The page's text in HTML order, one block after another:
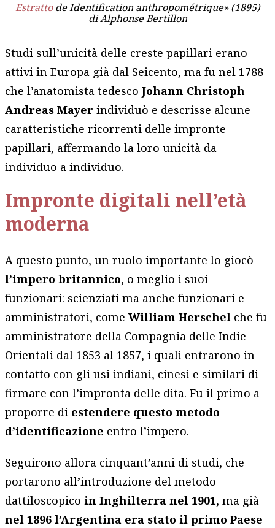
Estrattode Identification anthropométrique» (1895)
di Alphonse Bertillon
Studi sull’unicità delle creste papillari erano
attivi in Europa già dal Seicento, ma fu nel 1788
che l’anatomista tedescoJohann Christoph
Andreas Mayer individuò e descrisse alcune
caratteristiche ricorrenti delle impronte
papillari, affermando la loro unicità da
individuo a individuo.
Impronte digitali nell’età
moderna
A questo punto, un ruolo importante lo giocò
l’impero britannico, o meglio i suoi
funzionari: scienziati ma anche funzionari e
amministratori, comeWilliam Herschel che fu
amministratore della Compagnia delle Indie
Orientali dal 1853 al 1857, i quali entrarono in
contatto con gli usi indiani, cinesi e similari di
firmare con l’impronta delle dita. Fu il primo a
proporre di estendere questo metodo
d’identificazione entro l’impero.
Seguirono allora cinquant’anni di studi, che
portarono all’introduzione del metodo
dattiloscopicoin Inghilterra nel 1901, ma già
nel 1896 l’Argentina era stato il primo Paese